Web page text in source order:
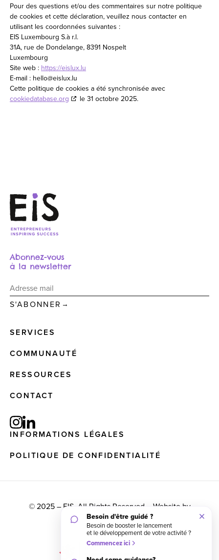
Pour des questions et/ou des commentaires sur notre politique
de cookies et cette déclaration, veuillez nous contacter en
utilisant les coordonnées suivantes :
EIS Luxembourg S.à r.l.
31A, rue de Dondelange, 8391 Nospelt
Luxembourg
Site web : https://eislux.lu
E-mail : hello@eislux.lu
Cette politique de cookies a été synchronisée avec
cookiedatabase.org
le 31 octobre 2025.
Abonnez-vous
à la newsletter
→
SERVICES
COMMUNAUTÉ
RESSOURCES
CONTACT
INFORMATIONS LÉGALES
POLITIQUE DE CONFIDENTIALITÉ
© 2025 – EIS. All Rights Reserved – Website by
graphisterie.lu